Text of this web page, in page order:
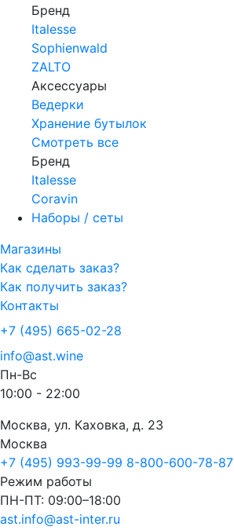
Бренд
Italesse
Sophienwald
ZALTO
Аксессуары
Ведерки
Хранение бутылок
Смотреть все
Бренд
Italesse
Coravin
Наборы / сеты
Магазины
Как сделать заказ?
Как получить заказ?
Контакты
+7 (495) 665-02-28
info@ast.wine
Пн-Вс
10:00 - 22:00
Москва, ул. Каховка, д. 23
Москва
+7 (495) 993-99-99 8-800-600-78-87
Режим работы
ПН-ПТ: 09:00–18:00
ast.info@ast-inter.ru